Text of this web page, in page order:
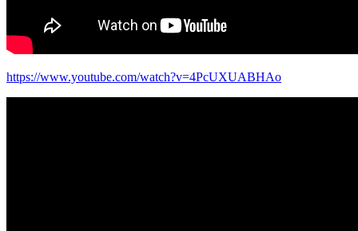
https://www.youtube.com/watch?v=4PcUXUABHAo